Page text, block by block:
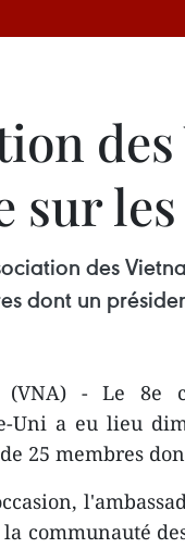
sur
des
dont un
(VNA) - Le 8e
Uni a eu lieu
25 membres
la communauté